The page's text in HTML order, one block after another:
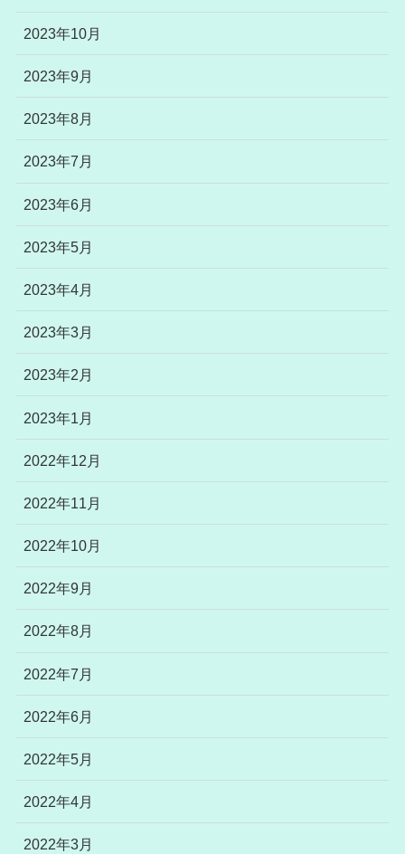
2023年10月
2023年9月
2023年8月
2023年7月
2023年6月
2023年5月
2023年4月
2023年3月
2023年2月
2023年1月
2022年12月
2022年11月
2022年10月
2022年9月
2022年8月
2022年7月
2022年6月
2022年5月
2022年4月
2022年3月